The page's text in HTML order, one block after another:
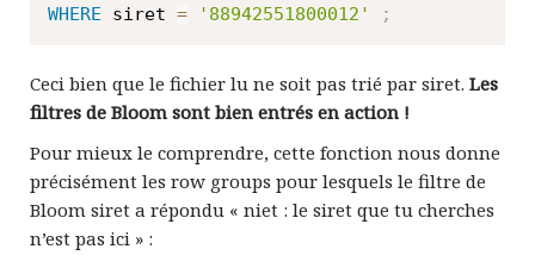
WHERE siret = '88942551800012' ;
Ceci bien que le fichier lu ne soit pas trié par siret. Les
filtres de Bloom sont bien entrés en action !
Pour mieux le comprendre, cette fonction nous donne
précisément les row groups pour lesquels le filtre de
Bloom siret a répondu « niet : le siret que tu cherches
n’est pas ici » :